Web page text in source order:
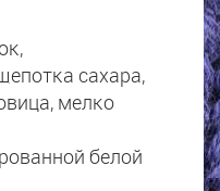
сахара,
мелко
белой